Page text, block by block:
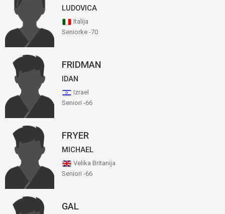
LUDOVICA
Italija
Seniorke -70
FRIDMAN
IDAN
Izrael
Seniori -66
FRYER
MICHAEL
Velika Britanija
Seniori -66
GAL